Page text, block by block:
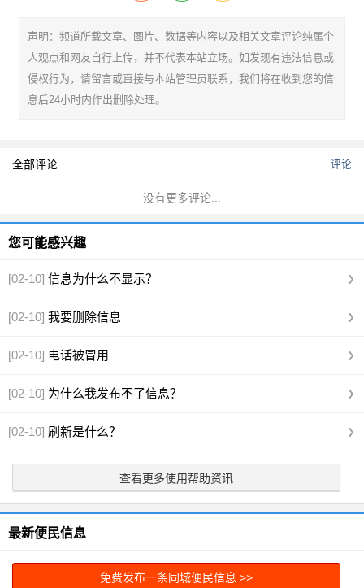
声明：频道所载文章、图片、数据等内容以及相关文章评论纯属个
人观点和网友自行上传，并不代表本站立场。如发现有违法信息或
侵权行为，请留言或直接与本站管理员联系，我们将在收到您的信
息后24小时内作出删除处理。
全部评论 评论
没有更多评论...
您可能感兴趣
[02-10] 信息为什么不显示？
[02-10] 我要删除信息
[02-10] 电话被冒用
[02-10] 为什么我发布不了信息？
[02-10] 刷新是什么？
查看更多使用帮助资讯
最新便民信息
免费发布一条同城便民信息 >>